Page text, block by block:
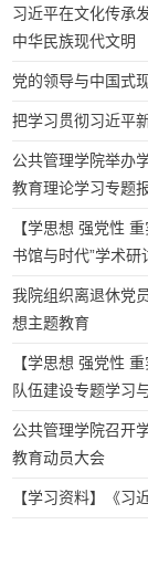
习近平在文化传承
中华民族现代文明
党的领导与中国式
把学习贯彻习近平
公共管理学院举办
教育理论学习专题
【学思想 强党性
书馆与时代”学术研
我院组织离退休党
想主题教育
【学思想 强党性
队伍建设专题学习
公共管理学院召开
教育动员大会
【学习资料】《习